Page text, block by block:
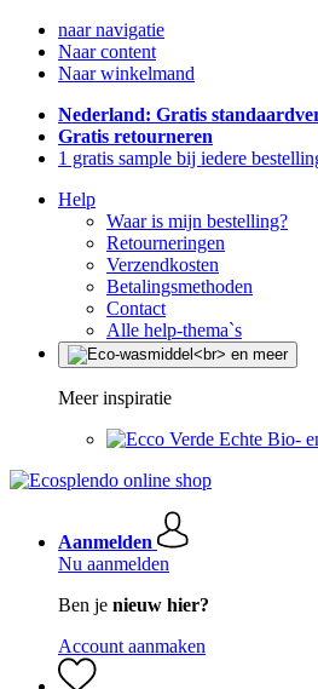
naar navigatie
Naar content
Naar winkelmand
Nederland: Gratis
Gratis retourneren
1 gratis sample bij iedere
Help
Waar is mijn bestelling?
Retourneringen
Verzendkosten
Betalingsmethoden
Contact
Alle help-thema`s
Meer inspiratie
Echte Bio-
Aanmelden
Nu aanmelden
Ben je nieuw hier?
Account aanmaken